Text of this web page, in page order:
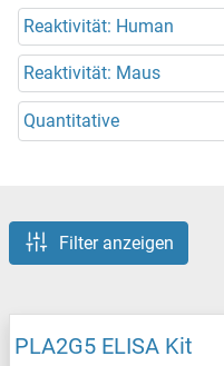
Reaktivität: Human
Reaktivität: Maus
Quantitative
Filter anzeigen
PLA2G5 ELISA Kit